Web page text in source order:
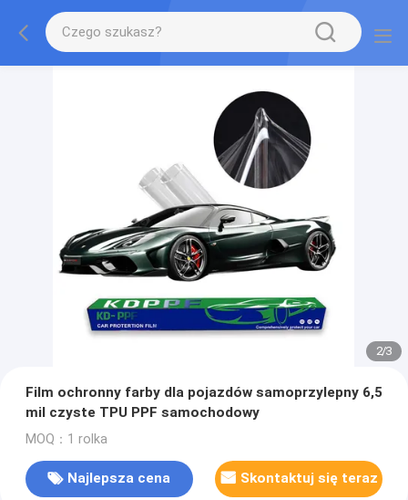
2/3
Film ochronny farby dla pojazdów samoprzylepny 6,5
mil czyste TPU PPF samochodowy
MOQ：1 rolka
Najlepsza cena Skontaktuj się teraz